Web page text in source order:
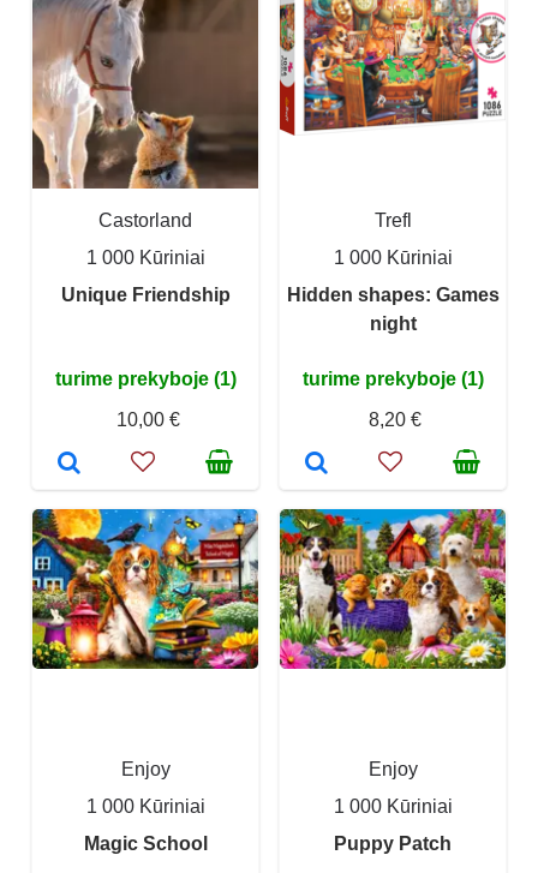
Castorland
1 000 Kūriniai
Unique Friendship
turime prekyboje (1)
10,00 €
Trefl
1 000 Kūriniai
Hidden shapes: Games
night
turime prekyboje (1)
8,20 €
Enjoy
1 000 Kūriniai
Magic School
Enjoy
1 000 Kūriniai
Puppy Patch